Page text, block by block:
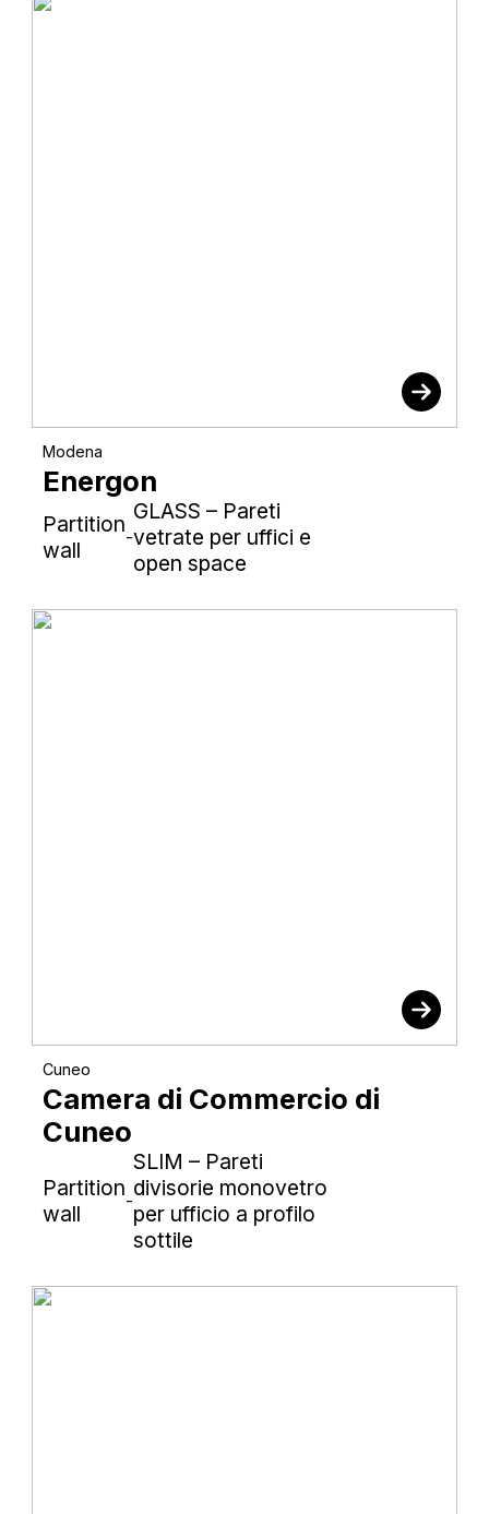
Modena
Energon
Partition
wall
-
GLASS – Pareti
vetrate per uffici e
open space
Cuneo
Camera di Commercio di
Cuneo
Partition
wall
-
SLIM – Pareti
divisorie monovetro
per ufficio a profilo
sottile